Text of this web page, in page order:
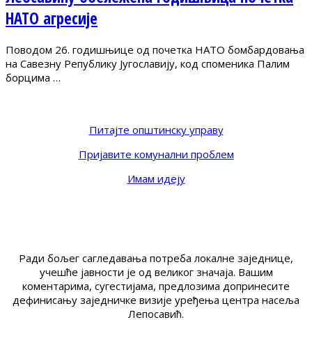
НАТО агресије
Поводом 26. годишњице од почетка НАТО бомбардовања
на Савезну Републику Југославију, код споменика Палим
борцима …
Питајте општинску управу
Пријавите комунални проблем
Имам идеју
Ради бољег сагледавања потреба локалне заједнице,
учешће јавности је од великог значаја. Вашим
коментарима, сугестијама, предлозима допринесите
дефинисању заједничке визије уређења центра насеља
Лепосавић.